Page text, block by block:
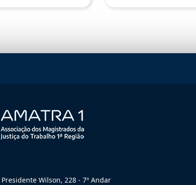
Presidente Wilson, 228 - 7º Andar